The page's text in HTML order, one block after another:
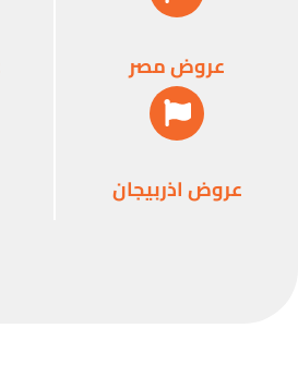
عروض مصر
عروض اذربيجان